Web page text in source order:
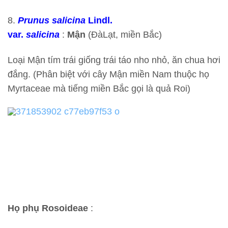
8. Prunus salicina Lindl.
var. salicina : Mận (ĐàLạt, miền Bắc)
Loại Mận tím trái giống trái táo nho nhỏ, ăn chua hơi
đắng. (Phân biệt với cây Mận miền Nam thuộc họ
Myrtaceae mà tiếng miền Bắc gọi là quả Roi)
Họ phụ Rosoideae :